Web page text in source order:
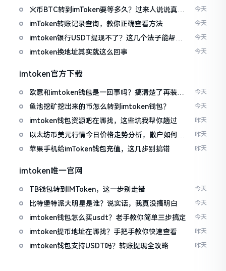
火币BTC转到imToken要等多久？过来人说说真实
情况
今天
imToken转账记录查询，教你正确查看方法 今天
imtoken银行USDT提现不了？这几个法子能帮你
搞定
今天
imtoken换地址其实就这么回事 今天
imtoken官方下载
欧意和imtoken钱包是一回事吗？搞清楚了再装钱
包
今天
鱼池挖矿挖出来的币怎么转到imtoken钱包？ 今天
imtoken钱包资源吧在哪找，这些坑我帮你趟过 昨天
以太坊币美元行情今日价格走势分析，散户如何避
免追涨杀跌被套牢
昨天
苹果手机给imToken钱包充值，这几步别搞错 昨天
imtoken唯一官网
TB钱包转到IMToken，这一步别走错 今天
比特堡特派大明星是谁？说实话，我真没搞明白 今天
imtoken钱包怎么买usdt？老手教你简单三步搞定 今天
imtoken提币地址在哪找？手把手教你快速查看 昨天
imtoken钱包支持USDT吗？转账提现全攻略 昨天